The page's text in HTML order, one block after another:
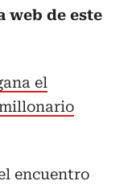
web de este
el
encuentro